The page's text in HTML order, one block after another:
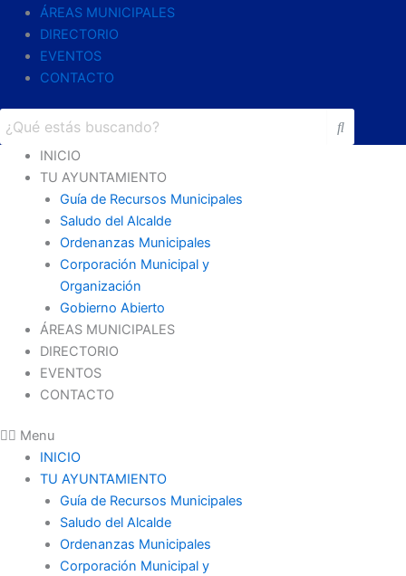
ÁREAS MUNICIPALES
DIRECTORIO
EVENTOS
CONTACTO
INICIO
TU AYUNTAMIENTO
Guía de Recursos Municipales
Saludo del Alcalde
Ordenanzas Municipales
Corporación Municipal y
Organización
Gobierno Abierto
ÁREAS MUNICIPALES
DIRECTORIO
EVENTOS
CONTACTO
Menu
INICIO
TU AYUNTAMIENTO
Guía de Recursos Municipales
Saludo del Alcalde
Ordenanzas Municipales
Corporación Municipal y